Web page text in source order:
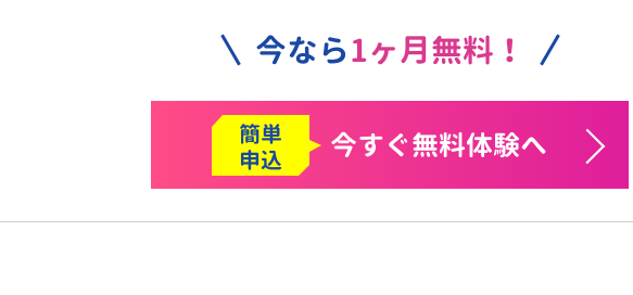
今なら1ヶ月無料！
簡単
申込
今すぐ無料体験へ